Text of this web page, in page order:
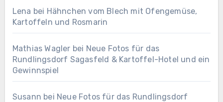
Lena bei Hähnchen vom Blech mit Ofengemüse,
Kartoffeln und Rosmarin
Mathias Wagler bei Neue Fotos für das
Rundlingsdorf Sagasfeld & Kartoffel-Hotel und ein
Gewinnspiel
Susann bei Neue Fotos für das Rundlingsdorf